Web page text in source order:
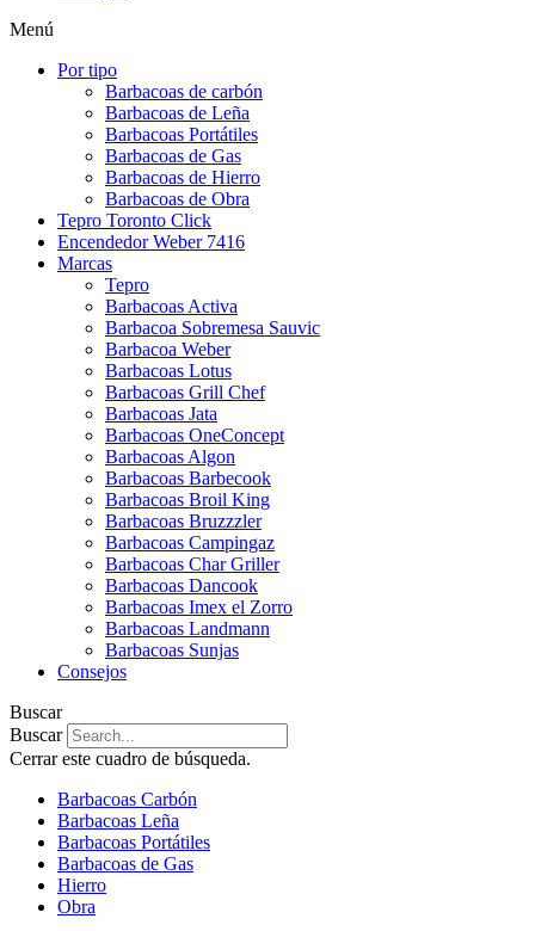
Menú
Por tipo
Barbacoas de carbón
Barbacoas de Leña
Barbacoas Portátiles
Barbacoas de Gas
Barbacoas de Hierro
Barbacoas de Obra
Tepro Toronto Click
Encendedor Weber 7416
Marcas
Tepro
Barbacoas Activa
Barbacoa Sobremesa Sauvic
Barbacoa Weber
Barbacoas Lotus
Barbacoas Grill Chef
Barbacoas Jata
Barbacoas OneConcept
Barbacoas Algon
Barbacoas Barbecook
Barbacoas Broil King
Barbacoas Bruzzzler
Barbacoas Campingaz
Barbacoas Char Griller
Barbacoas Dancook
Barbacoas Imex el Zorro
Barbacoas Landmann
Barbacoas Sunjas
Consejos
Buscar
Buscar
Cerrar este cuadro de búsqueda.
Barbacoas Carbón
Barbacoas Leña
Barbacoas Portátiles
Barbacoas de Gas
Hierro
Obra